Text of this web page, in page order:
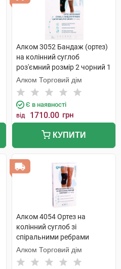
Алком 3052 Бандаж (ортез)
на колінний суглоб
роз'ємний розмір 2 чорний 1
шт
Алком Торговий дім
Є в наявності
від 1710.00 грн
КУПИТИ
Алком 4054 Ортез на
колінний суглоб зі
спіральними ребрами
жорсткості 1 шт
Алком Торговий дім